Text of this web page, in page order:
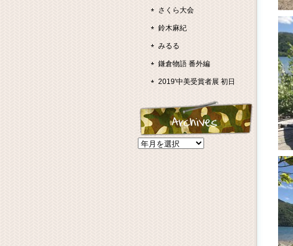
さくら大会
鈴木麻紀
みるる
鎌倉物語 番外編
2019'中美受賞者展 初日